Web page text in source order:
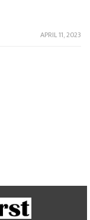
APRIL 11, 2023